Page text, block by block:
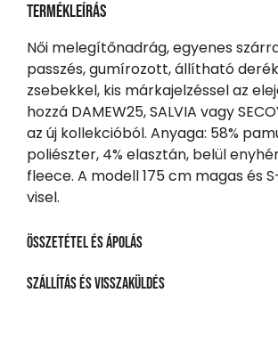
Termékleírás
Női melegítőnadrág, egyenes
passzés, gumírozott, állítható
zsebekkel, kis márkajelzéssel az
hozzá DAMEW25, SALVIA vagy
az új kollekcióból. Anyaga: 58%
poliészter, 4% elasztán, belül
fleece. A modell 175 cm magas és
visel.
Összetétel és ápolás
ANYAGÖSSZETÉTEL
Szállítás és visszaküldés